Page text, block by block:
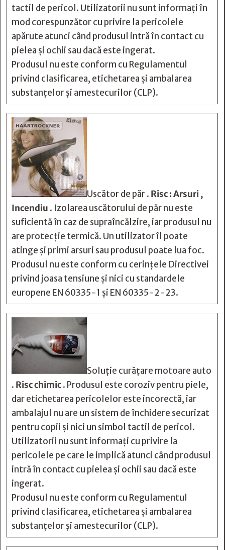
tactil de pericol. Utilizatorii nu sunt informați în
mod corespunzător cu privire la pericolele
apărute atunci când produsul intră în contact cu
pielea și ochii sau dacă este ingerat.
Produsul nu este conform cu Regulamentul
privind clasificarea, etichetarea și ambalarea
substanțelor și amestecurilor (CLP).
Uscător de păr . Risc : Arsuri ,
Incendiu . Izolarea uscătorului de păr nu este
suficientă în caz de supraîncălzire, iar produsul nu
are protecție termică. Un utilizator îl poate
atinge și primi arsuri sau produsul poate lua foc.
Produsul nu este conform cu cerințele Directivei
privind joasa tensiune și nici cu standardele
europene EN 60335-1 și EN 60335-2-23.
Soluție curățare motoare auto
. Risc chimic. Produsul este coroziv pentru piele,
dar etichetarea pericolelor este incorectă, iar
ambalajul nu are un sistem de închidere securizat
pentru copii și nici un simbol tactil de pericol.
Utilizatorii nu sunt informați cu privire la
pericolele pe care le implică atunci când produsul
intră în contact cu pielea și ochii sau dacă este
ingerat.
Produsul nu este conform cu Regulamentul
privind clasificarea, etichetarea și ambalarea
substanțelor și amestecurilor (CLP).